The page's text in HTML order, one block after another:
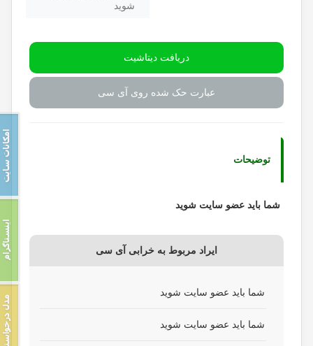
شوید
دریافت دیتاشیت
عبارت حک شده روی آی سی
توضیحات
شما باید عضو سایت شوید
ایراد مربوط به خرابی آی سی
شما باید عضو سایت شوید
شما باید عضو سایت شوید